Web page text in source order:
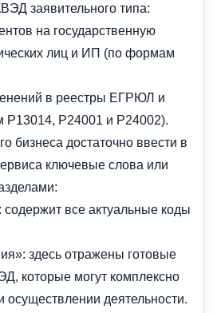
заявительного типа:
на государственную
лиц и ИП (по формам
в реестры ЕГРЮЛ и
Р24001 и Р24002).
бизнеса достаточно ввести в
ключевые слова или
все актуальные коды
здесь отражены готовые
которые могут комплексно
осуществлении деятельности.